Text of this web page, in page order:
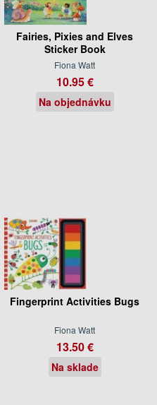
Fairies, Pixies and Elves
Sticker Book
Fiona Watt
10.95 €
Na objednávku
Fingerprint Activities Bugs
Fiona Watt
13.50 €
Na sklade